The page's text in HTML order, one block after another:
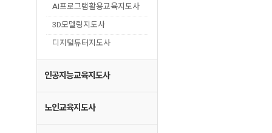
AI프로그램활용교육지도사
3D모델링지도사
디지털튜터지도사
인공지능교육지도사
노인교육지도사